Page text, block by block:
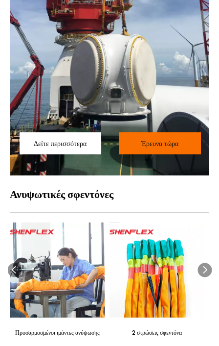
Δείτε περισσότερα Έρευνα τώρα
Ανυψωτικές σφεντόνες
Προσαρμοσμένοι ιμάντες ανύψωσης 2 στρώσεις σφεντόνα